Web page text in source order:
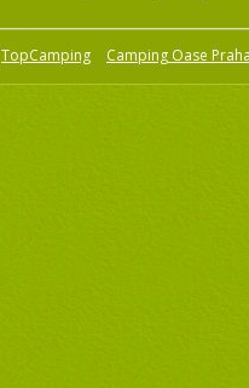
TopCamping Camping Oase